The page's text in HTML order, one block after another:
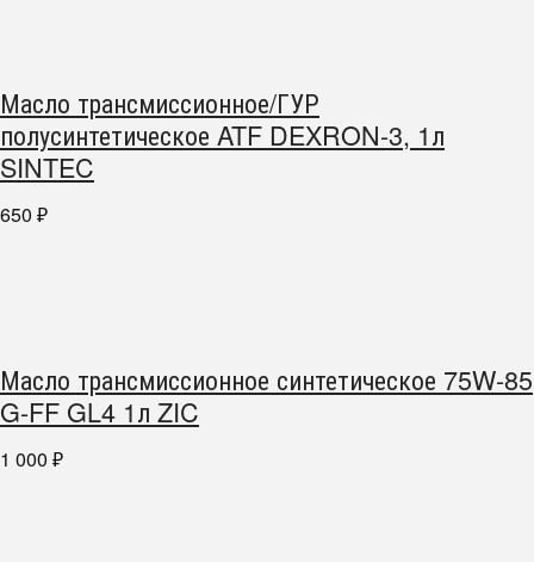
Масло трансмиссионное/ГУР
полусинтетическое ATF DEXRON-3, 1л
SINTEC
650 ₽
Масло трансмиссионное синтетическое 75W-85
G-FF GL4 1л ZIC
1 000 ₽